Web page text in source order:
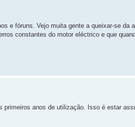
e fóruns. Vejo muita gente a queixar-se da
constantes do motor eléctrico e que
primeiros anos de utilização. Isso é estar